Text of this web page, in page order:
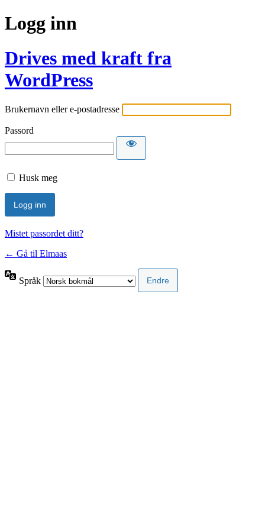
Logg inn
Drives med kraft fra
WordPress
Brukernavn eller e-postadresse
Passord
Husk meg
Mistet passordet ditt?
← Gå til Elmaas
Språk